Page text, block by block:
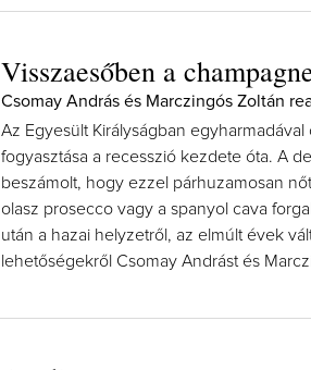
Visszaesőben a
Csomay András és Marczingós Zoltán
Az Egyesült Királyságban
fogyasztása a recesszió kezdete óta. A
beszámolt, hogy ezzel párhuzamosan
olasz prosecco vagy a spanyol cava
után a hazai helyzetről, az elmúlt évek
lehetőségekről Csomay Andrást és